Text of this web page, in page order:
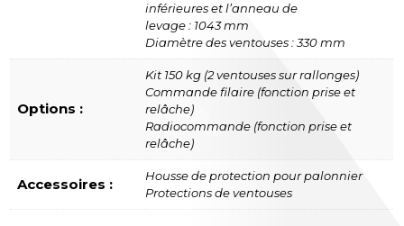
inférieures et l’anneau de
levage : 1043 mm
Diamètre des ventouses : 330 mm
Options :
Kit 150 kg (2 ventouses sur rallonges)
Commande filaire (fonction prise et
relâche)
Radiocommande (fonction prise et
relâche)
Accessoires :
Housse de protection pour palonnier
Protections de ventouses